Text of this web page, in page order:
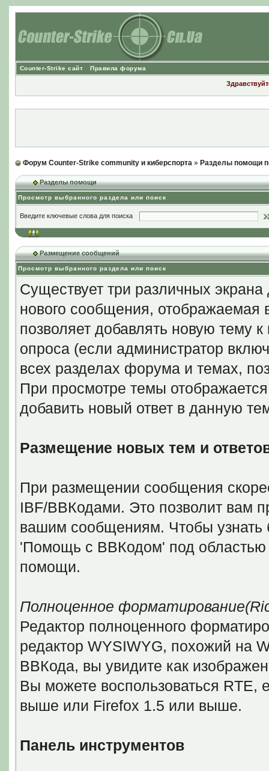
Counter-Strike сайт Правила форума
Форум Counter-Strike community и киберспорта» Разделы помощи
Разделы помощи
Просмотр выбранного раздела или поиск
Введите ключевые слова для поиска
Размещение сообщений
Просмотр выбранного раздела или поиск
Существует три различных
нового сообщения, отображаемая
позволяет добавлять новую тему
опроса (если администратор
всех разделах форума и темах,
При просмотре темы
добавить новый ответ в данную
Размещение новых тем и
При размещении сообщения
IBF/BBКодами. Это позволит вам
вашим сообщениям. Чтобы узнать
'Помощь с BBКодом' под областью
помощи.
Полноценное
Редактор полноценного
редактор WYSIWYG, похожий на
ВВКода, вы увидите как
Вы можете воспользоваться RTE,
выше или Firefox 1.5 или выше.
Панель инструментов